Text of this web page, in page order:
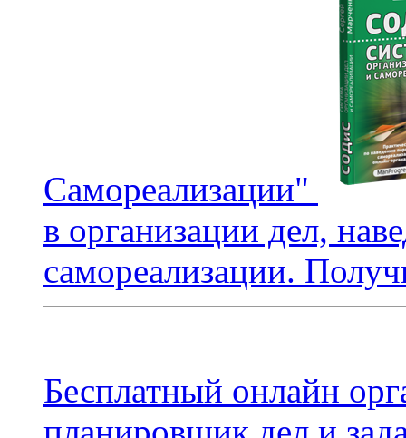
Самореализации"
в организации дел,
самореализации.
Бесплатный онлайн